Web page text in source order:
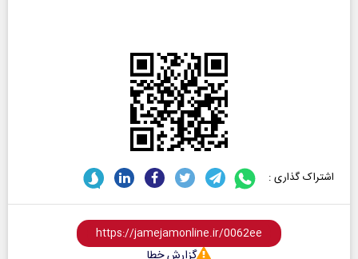
اشتراک گذاری :